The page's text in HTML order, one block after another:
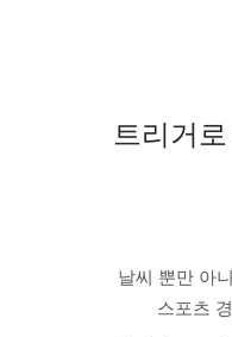
트리거
날씨 뿐만 아
스포츠